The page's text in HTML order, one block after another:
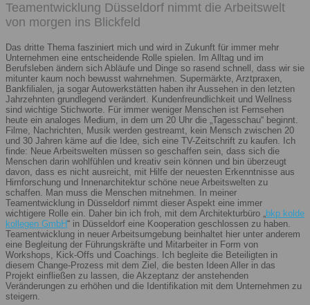
Teamentwicklung Düsseldorf nimmt die Arbeitswelt
von morgen ins Blickfeld
Das dritte Thema fasziniert mich und wird in Zukunft für immer mehr
Unternehmen eine entscheidende Rolle spielen. Im Alltag und im
Berufsleben ändern sich Abläufe und Dinge so rasend schnell, dass wir sie
mitunter kaum noch bewusst wahrnehmen. Supermärkte, Arztpraxen,
Bankfilialen, ja sogar Autowerkstätten haben ihr Aussehen in den letzten
Jahrzehnten grundlegend verändert. Kundenfreundlichkeit und Wellness
sind wichtige Stichworte. Für immer weniger Menschen ist Fernsehen
heute ein analoges Medium, in dem um 20 Uhr die „Tagesschau“ beginnt.
Filme, Nachrichten, Musik werden gestreamt, kein Mensch zwischen 20
und 30 Jahren käme auf die Idee, sich eine TV-Zeitschrift zu kaufen. Ich
finde: Neue Arbeitswelten müssen so geschaffen sein, dass sich die
Menschen darin wohlfühlen und kreativ sein können und bin überzeugt
davon, dass es nicht ausreicht, mit Hilfe der neuesten Erkenntnisse aus
Hirnforschung und Innenarchitektur schöne neue Arbeitswelten zu
schaffen. Man muss die Menschen mitnehmen. In meiner
Teamentwicklung in Düsseldorf nimmt dieser Aspekt eine immer
wichtigere Rolle ein. Daher bin ich froh, mit dem Architekturbüro „bkp kolde
kollegen GmbH“ in Düsseldorf eine Kooperation geschlossen zu haben.
Teamentwicklung in neuer Arbeitsumgebung beinhaltet hier unter anderem
eine Begleitung der Führungskräfte und Mitarbeiter in Form von
Workshops, Kick-Offs und Coachings. Ich begleite die Beteiligten in
diesem Change-Prozess mit dem Ziel, die besten Ideen Aller in das
Projekt einfließen zu lassen, die Akzeptanz der anstehenden
Veränderungen zu erhöhen und die Identifikation mit dem Unternehmen zu
steigern.